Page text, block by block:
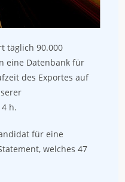
täglich 90.000
eine Datenbank für
des Exportes auf
h.
für eine
welches 47